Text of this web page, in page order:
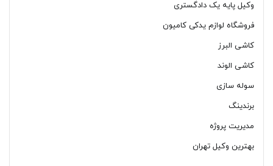
وکیل پایه یک دادگستری
فروشگاه لوازم یدکی کامیون
کاشی البرز
کاشی الوند
سوله سازی
برندینگ
مدیریت پروژه
بهترین وکیل تهران